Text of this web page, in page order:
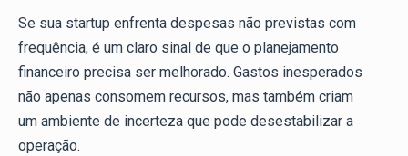
Se sua startup enfrenta despesas não previstas com
frequência, é um claro sinal de que o planejamento
financeiro precisa ser melhorado. Gastos inesperados
não apenas consomem recursos, mas também criam
um ambiente de incerteza que pode desestabilizar a
operação.